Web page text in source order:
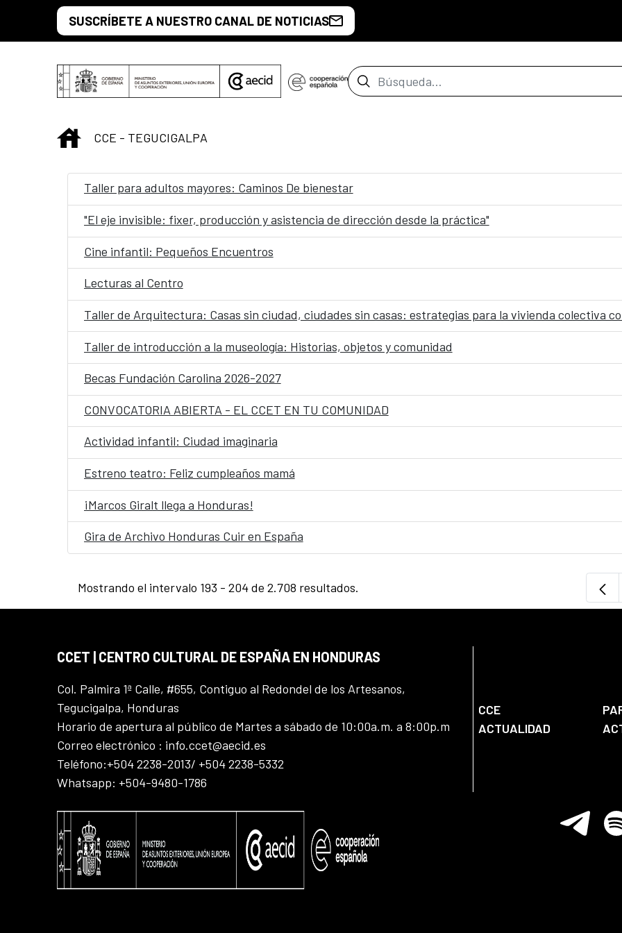
Saltar al contenido principal
SUSCRÍBETE A NUESTRO CANAL DE NOTICIAS
Barra de búsqueda
INICIO
CCE - TEGUCIGALPA
Taller para adultos mayores: Caminos De bienestar
"El eje invisible: fixer, producción y asistencia de dirección desde la práctica"
Cine infantil: Pequeños Encuentros
Lecturas al Centro
Taller de Arquitectura: Casas sin ciudad, ciudades sin casas: estrategias para la vivienda colectiva
Taller de introducción a la museología: Historias, objetos y comunidad
Becas Fundación Carolina 2026-2027
CONVOCATORIA ABIERTA - EL CCET EN TU COMUNIDAD
Actividad infantil: Ciudad imaginaria
Estreno teatro: Feliz cumpleaños mamá
¡Marcos Giralt llega a Honduras!
Gira de Archivo Honduras Cuir en España
Mostrando el intervalo 193 - 204 de 2.708 resultados.
CCET | CENTRO CULTURAL DE ESPAÑA EN HONDURAS
Col. Palmira 1ª Calle, #655, Contiguo al Redondel de los Artesanos,
Tegucigalpa, Honduras
Horario de apertura al público de Martes a sábado de 10:00a.m. a 8:00p.m
Correo electrónico : info.ccet@aecid.es
Teléfono:+504 2238-2013/ +504 2238-5332
Whatsapp: +504-9480-1786
CCE
ACTUALIDAD
Telegram